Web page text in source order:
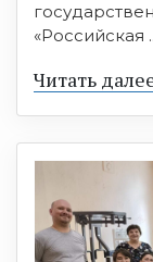
«Российская
Читать